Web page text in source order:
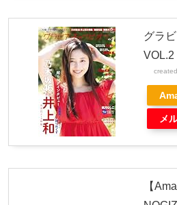
グラ
VOL.2
メ
【